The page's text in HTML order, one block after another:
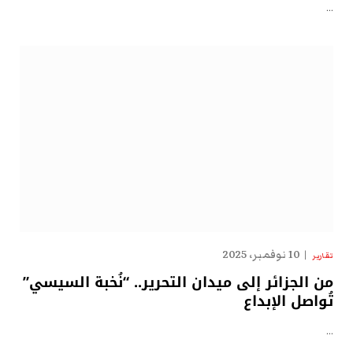
…
تقارير 10 نوفمبر، 2025
من الجزائر إلى ميدان التحرير.. “نُخبة السيسي”
تُواصل الإبداع
…